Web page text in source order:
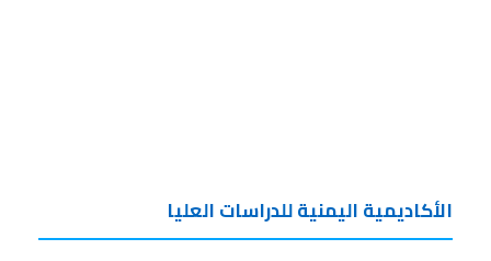
الأكاديمية اليمنية للدراسات العليا